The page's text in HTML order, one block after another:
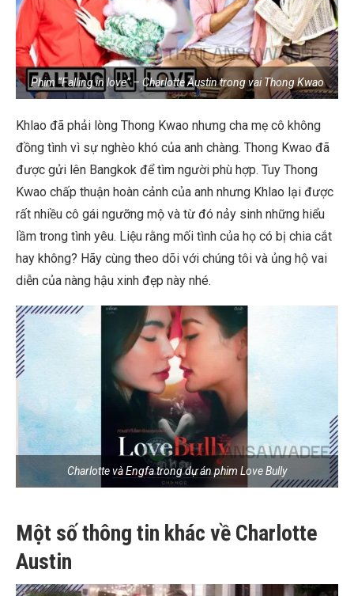
Phim “Falling in love” – Charlotte Austin trong vai Thong Kwao
Khlao đã phải lòng Thong Kwao nhưng cha mẹ cô không
đồng tình vì sự nghèo khó của anh chàng. Thong Kwao đã
được gửi lên Bangkok để tìm người phù hợp. Tuy Thong
Kwao chấp thuận hoàn cảnh của anh nhưng Khlao lại được
rất nhiều cô gái ngưỡng mộ và từ đó nảy sinh những hiểu
lầm trong tình yêu. Liệu rằng mối tình của họ có bị chia cắt
hay không? Hãy cùng theo dõi với chúng tôi và ủng hộ vai
diễn của nàng hậu xinh đẹp này nhé.
Charlotte và Engfa trong dự án phim Love Bully
Một số thông tin khác về Charlotte
Austin